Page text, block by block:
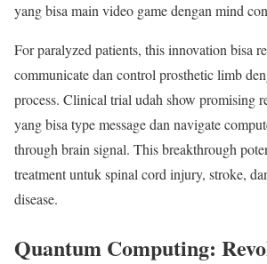
yang bisa main video game dengan mind
For paralyzed patients, this innovation bisa
communicate dan control prosthetic limb
process. Clinical trial udah show promising
yang bisa type message dan navigate
through brain signal. This breakthrough
treatment untuk spinal cord injury, stroke,
disease.
Quantum Computing: